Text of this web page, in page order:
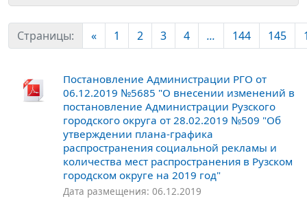
Страницы: « 1 2 3 4 ... 144 145
Постановление Администрации РГО от
06.12.2019 №5685 "О внесении изменений в
постановление Администрации Рузского
городского округа от 28.02.2019 №509 "Об
утверждении плана-графика
распространения социальной рекламы и
количества мест распространения в Рузском
городском округе на 2019 год"
Дата размещения: 06.12.2019